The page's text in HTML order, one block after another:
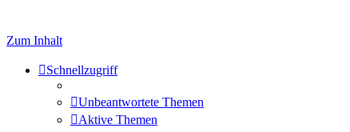
Zum Inhalt
Schnellzugriff
Unbeantwortete Themen
Aktive Themen